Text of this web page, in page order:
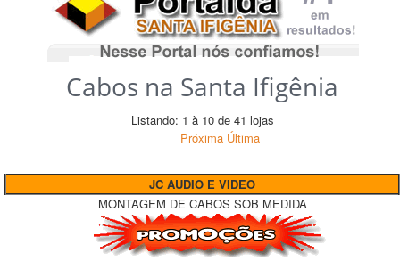
Cabos na Santa Ifigênia
Listando: 1 à 10 de 41 lojas
Próxima Última
JC AUDIO E VIDEO
MONTAGEM DE CABOS SOB MEDIDA